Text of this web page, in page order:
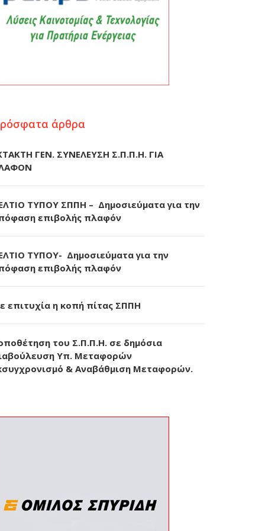
άρθρα
ΓΕΝ. ΣΥΝΕΛΕΥΣΗ Σ.Π.Π.Η. ΓΙΑ
ΤΥΠΟΥ ΣΠΠΗ – Δημοσιεύματα για την
επιβολής πλαφόν
ΤΥΠΟΥ- Δημοσιεύματα για την
επιβολής πλαφόν
επιτυχία η κοπή πίτας ΣΠΠΗ
του Σ.Π.Π.Η. σε δημόσια
Υπ. Μεταφορών
& Αναβάθμιση Μεταφορών.